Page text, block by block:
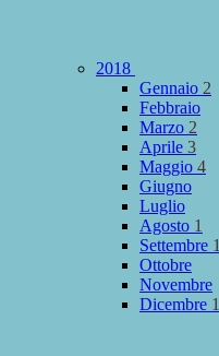
2018
Gennaio 2
Febbraio
Marzo 2
Aprile 3
Maggio 4
Giugno
Luglio
Agosto 1
Settembre 1
Ottobre
Novembre
Dicembre 1